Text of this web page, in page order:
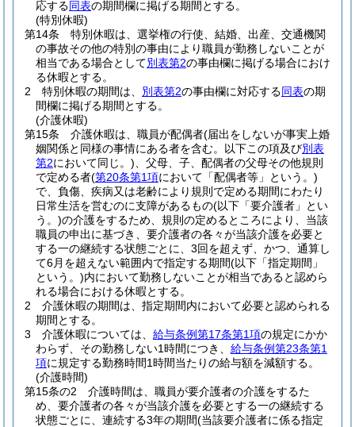
応する同表の期間欄に掲げる期間とする。
(特別休暇)
第14条
特別休暇は、選挙権の行使、結婚、出産、交通機関
の事故その他の特別の事由により職員が勤務しないことが
相当である場合として別表第2の事由欄に掲げる場合におけ
る休暇とする。
2
特別休暇の期間は、 別表第2の事由欄に対応する同表の期
間欄に掲げる期間とする。
(介護休暇)
第15条
介護休暇は、職員が配偶者(届出をしないが事実上婚
姻関係と同様の事情にある者を含む。以下この項及び別表
第2において同じ。) 、父母、子、配偶者の父母その他規則
で定める者(第20条第1項において「配偶者等」という。)
で、負傷、疾病又は老齢により規則で定める期間にわたり
日常生活を営むのに支障があるもの(以下「要介護者」とい
う。)の介護をするため、規則の定めるところにより、当該
職員の申出に基づき、要介護者の各々が当該介護を必要と
する一の継続する状態ごとに、3回を超えず、かつ、通算し
て6月を超えない範囲内で指定する期間(以下「指定期間」
という。)内において勤務しないことが相当であると認めら
れる場合における休暇とする。
2
介護休暇の期間は、指定期間内において必要と認められる
期間とする。
3
介護休暇については、 給与条例第17条第1項の規定にかか
わらず、その勤務しない1時間につき、 給与条例第23条第1
項に規定する勤務時間1時間当たりの給与額を減額する。
(介護時間)
第15条の2
介護時間は、職員が要介護者の介護をするた
め、要介護者の各々が当該介護を必要とする一の継続する
状態ごとに、連続する3年の期間(当該要介護者に係る指定